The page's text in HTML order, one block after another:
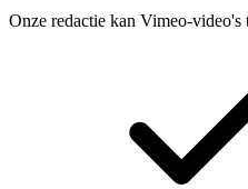
Onze redactie kan Vimeo-video's